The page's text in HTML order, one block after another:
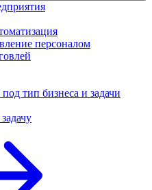
персоналом
тип бизнеса и задачи